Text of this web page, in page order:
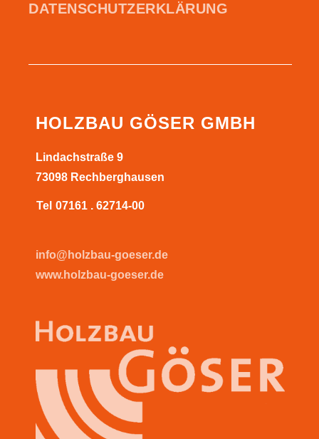
DATEN­SCHUTZ­ERKLÄRUNG
HOLZBAU GÖSER GMBH
Lindachstraße 9
73098 Rechberghausen
Tel 07161 . 62714-00
info@holzbau-goeser.de
www.holzbau-goeser.de